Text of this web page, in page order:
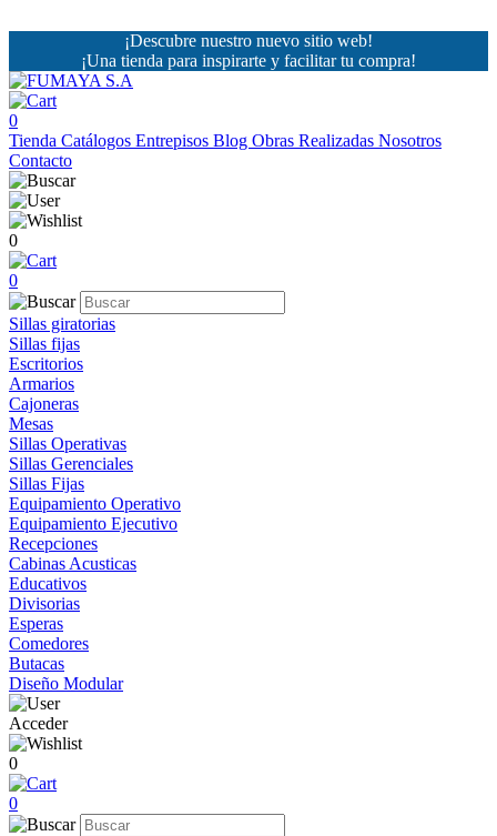
¡Descubre nuestro nuevo sitio web!
¡Una tienda para inspirarte y facilitar tu compra!
0
Tienda Catálogos Entrepisos Blog Obras Realizadas Nosotros
Contacto
0
0
Sillas giratorias
Sillas fijas
Escritorios
Armarios
Cajoneras
Mesas
Sillas Operativas
Sillas Gerenciales
Sillas Fijas
Equipamiento Operativo
Equipamiento Ejecutivo
Recepciones
Cabinas Acusticas
Educativos
Divisorias
Esperas
Comedores
Butacas
Diseño Modular
Acceder
0
0